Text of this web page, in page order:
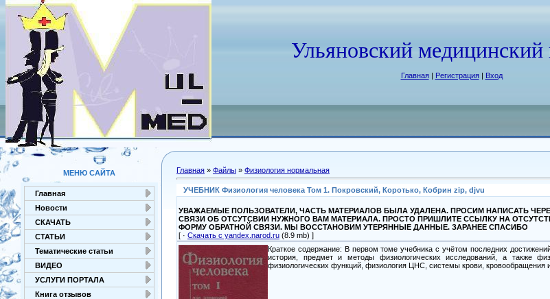
Ульяновский медицинский
Главная| Регистрация| Вход
МЕНЮ САЙТА
Главная
Новости
СКАЧАТЬ
СТАТЬИ
Тематические статьи
ВИДЕО
УСЛУГИ ПОРТАЛА
Книга отзывов
Главная » Файлы » Физиология нормальная
УЧЕБНИК Физиология человека Том 1. Покровский, Коротько, Кобрин zip, djvu
УВАЖАЕМЫЕ ПОЛЬЗОВАТЕЛИ, ЧАСТЬ МАТЕРИАЛОВ БЫЛА УДАЛЕНА. ПРОСИМ НАПИСАТЬ
СВЯЗИ ОБ ОТСУТСВИИ НУЖНОГО ВАМ МАТЕРИАЛА. ПРОСТО ПРИШЛИТЕ ССЫЛКУ НА
ФОРМУ ОБРАТНОЙ СВЯЗИ. МЫ ВОССТАНОВИМ УТЕРЯННЫЕ ДАННЫЕ. ЗАРАНЕЕ СПАСИБО
[ · Скачать с yandex.narod.ru (8.9 mb) ]
Краткое содержание: В первом томе учебника с учётом последних
история, предмет и методы физиологических исследований, а также
физиологических функций, физиология ЦНС, системы крови, кровообращения